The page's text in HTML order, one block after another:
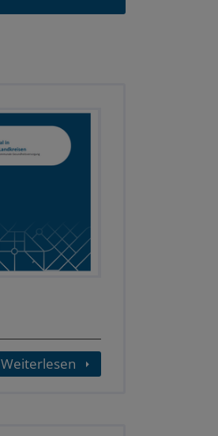
Weiterlesen